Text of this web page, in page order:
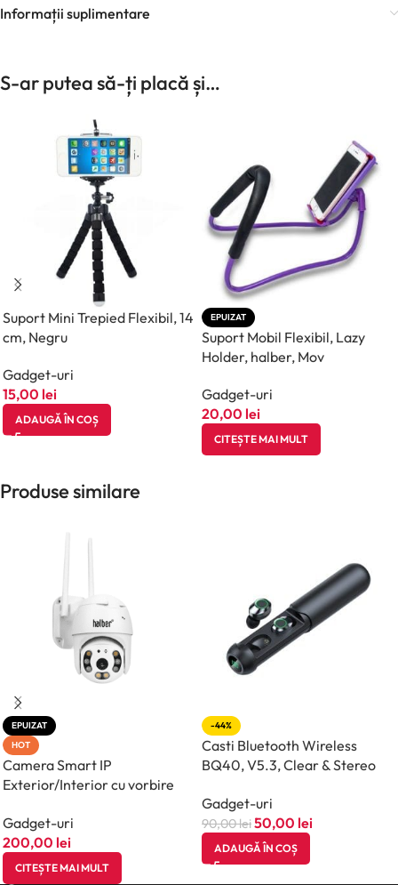
Informații suplimentare
S-ar putea să-ți placă și…
Suport Mini Trepied Flexibil, 14
cm, Negru
Gadget-uri
15,00 lei
ADAUGĂ ÎN COȘ
EPUIZAT
Suport Mobil Flexibil, Lazy
Holder, halber, Mov
Gadget-uri
20,00 lei
CITEȘTE MAI MULT
Produse similare
EPUIZAT
HOT
Camera Smart IP
Exterior/Interior cu vorbire
Gadget-uri
200,00 lei
CITEȘTE MAI MULT
-44%
Casti Bluetooth Wireless
BQ40, V5.3, Clear & Stereo
Android, Functie Touch, Negru
Gadget-uri
90,00lei50,00 lei
ADAUGĂ ÎN COȘ